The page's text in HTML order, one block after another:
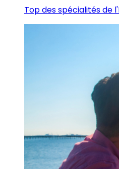
Top des spécialités de